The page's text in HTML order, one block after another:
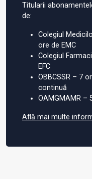
Titularii
de:
Colegiul
ore de EMC
Colegiul
EFC
OBBCSSR – 7
continuă
OAMGMAMR –
Află mai multe